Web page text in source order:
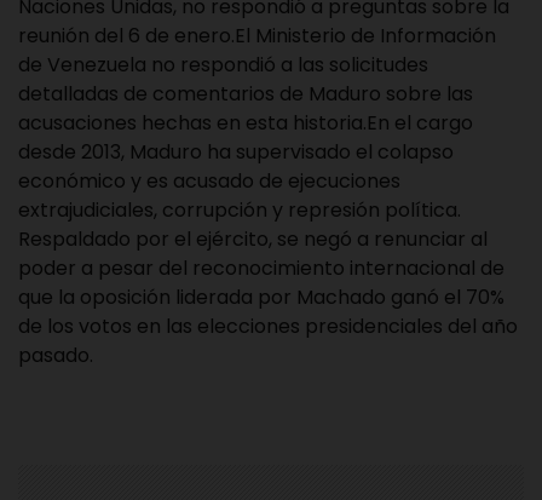
Naciones Unidas, no respondió a preguntas sobre la
reunión del 6 de enero.El Ministerio de Información
de Venezuela no respondió a las solicitudes
detalladas de comentarios de Maduro sobre las
acusaciones hechas en esta historia.En el cargo
desde 2013, Maduro ha supervisado el colapso
económico y es acusado de ejecuciones
extrajudiciales, corrupción y represión política.
Respaldado por el ejército, se negó a renunciar al
poder a pesar del reconocimiento internacional de
que la oposición liderada por Machado ganó el 70%
de los votos en las elecciones presidenciales del año
pasado.